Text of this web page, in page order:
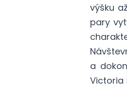
výšku
pary
a
Victoria